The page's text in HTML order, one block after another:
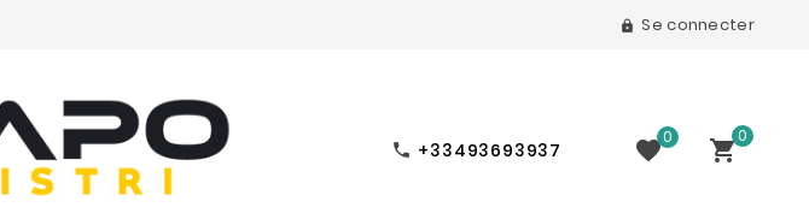
 Se connecter
 +33493693937 0 
0